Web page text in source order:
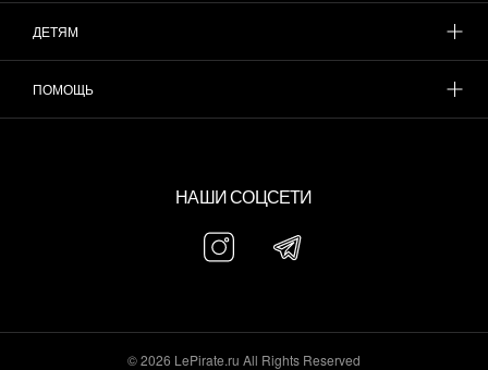
ДЕТЯМ
ПОМОЩЬ
НАШИ СОЦСЕТИ
© 2026 LePirate.ru All Rights Reserved